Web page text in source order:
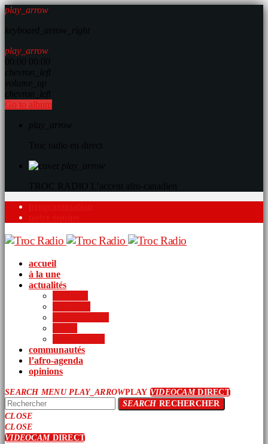
play_arrow
play_arrow
Go to album
accueil
à la une
actualités
communautés
l’afro-agenda
opinions
SEARCH MENU PLAY_ARROWPLAY VIDEOCAMDIRECT
SEARCHRECHERCHER
CLOSE
CLOSE
VIDEOCAMDIRECT